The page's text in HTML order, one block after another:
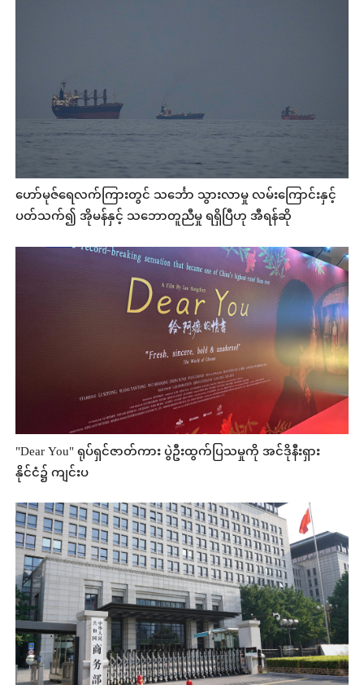
ဟော်မုဇ်ရေလက်ကြားတွင် သင်္ဘော သွားလာမှု လမ်းကြောင်းနှင့်
ပတ်သက်၍ အိုမန်နှင့် သဘောတူညီမှု ရရှိပြီဟု အီရန်ဆို
"Dear You" ရုပ်ရှင်ဇာတ်ကား ပွဲဦးထွက်ပြသမှုကို အင်ဒိုနီးရှား
နိုင်ငံ၌ ကျင်းပ